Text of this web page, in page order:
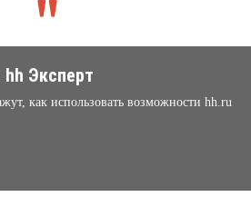
Эксперт
как использовать возможности hh.ru